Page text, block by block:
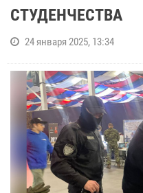
СТУДЕНЧЕСТВА
24 января 2025, 13:34